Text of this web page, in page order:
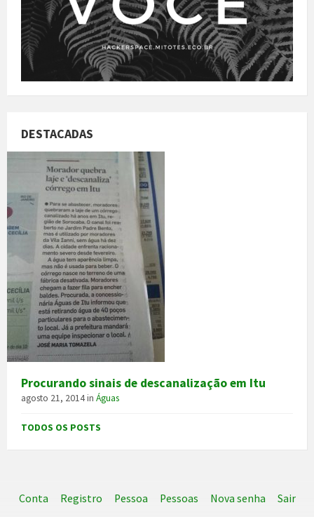
DESTACADAS
Procurando sinais de descanalização em Itu
agosto 21, 2014in Águas
TODOS OS POSTS
Conta Registro Pessoa Pessoas Nova senha Sair